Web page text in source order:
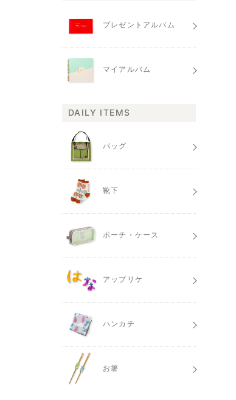
プレゼントアルバム
マイアルバム
DAILY ITEMS
バッグ
靴下
ポーチ・ケース
アップリケ
ハンカチ
お箸